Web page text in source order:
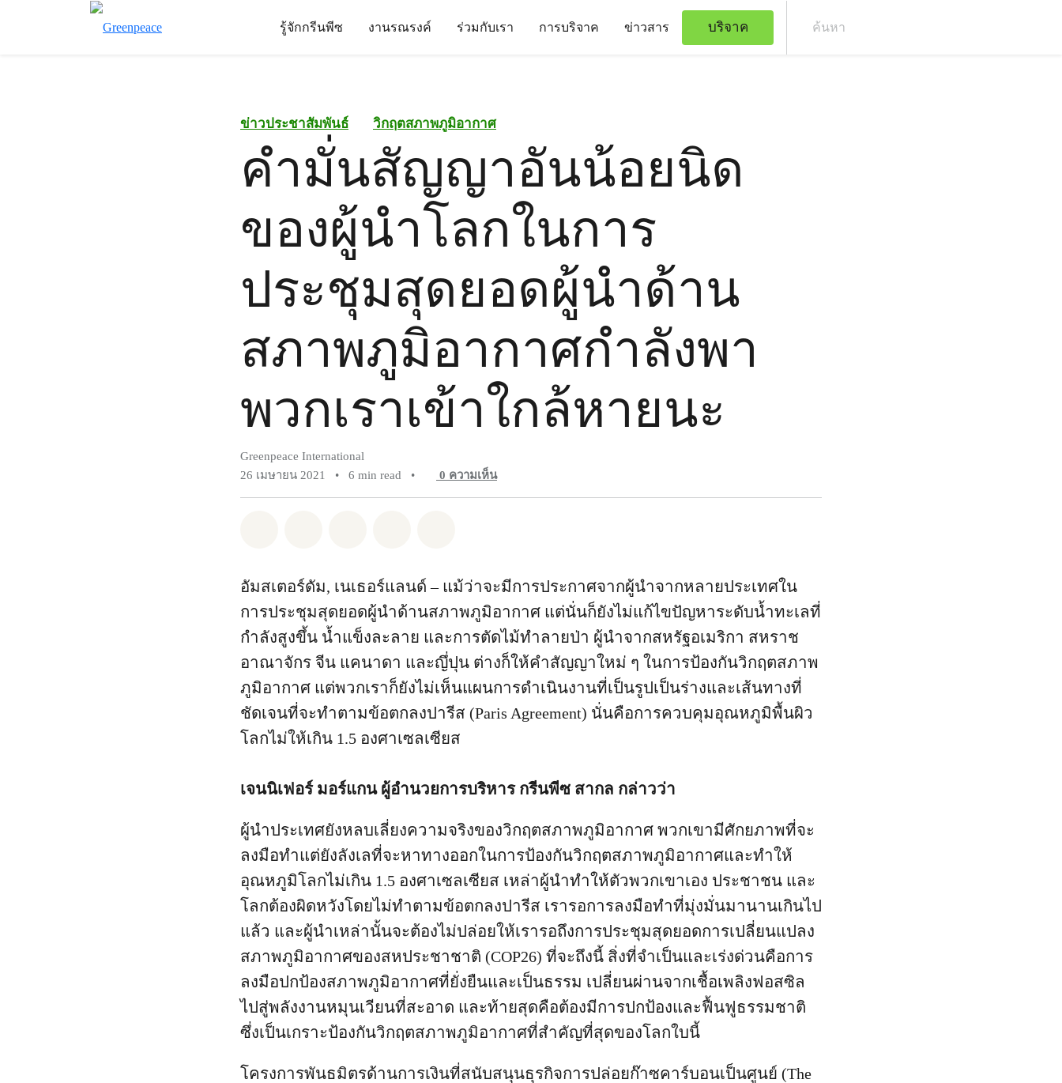
รู้จักกรีนพีซ งานรณรงค์ ร่วมกับเรา การบริจาค ข่าวสาร บริจาค
ข่าวประชาสัมพันธ์ วิกฤตสภาพภูมิอากาศ
คำมั่นสัญญาอันน้อยนิด
ของผู้นำโลกในการ
ประชุมสุดยอดผู้นำด้าน
สภาพภูมิอากาศกำลังพา
พวกเราเข้าใกล้หายนะ
Greenpeace International
26 เมษายน 2021
• 6 min read • 0 ความเห็น
อัมสเตอร์ดัม, เนเธอร์แลนด์ – แม้ว่าจะมีการประกาศจากผู้นำจากหลายประเทศใน
การประชุมสุดยอดผู้นำด้านสภาพภูมิอากาศ แต่นั่นก็ยังไม่แก้ไขปัญหาระดับน้ำทะเลที่
กำลังสูงขึ้น น้ำแข็งละลาย และการตัดไม้ทำลายป่า ผู้นำจากสหรัฐอเมริกา สหราช
อาณาจักร จีน แคนาดา และญึ่ปุน ต่างก็ให้คำสัญญาใหม่ ๆ ในการป้องกันวิกฤตสภาพ
ภูมิอากาศ แต่พวกเราก็ยังไม่เห็นแผนการดำเนินงานที่เป็นรูปเป็นร่างและเส้นทางที่
ชัดเจนที่จะทำตามข้อตกลงปารีส (Paris Agreement) นั่นคือการควบคุมอุณหภูมิพื้นผิว
โลกไม่ให้เกิน 1.5 องศาเซลเซียส
เจนนิเฟอร์ มอร์แกน ผู้อำนวยการบริหาร กรีนพีซ สากล กล่าวว่า
ผู้นำประเทศยังหลบเลี่ยงความจริงของวิกฤตสภาพภูมิอากาศ พวกเขามีศักยภาพที่จะ
ลงมือทำแต่ยังลังเลที่จะหาทางออกในการป้องกันวิกฤตสภาพภูมิอากาศและทำให้
อุณหภูมิโลกไม่เกิน 1.5 องศาเซลเซียส เหล่าผู้นำทำให้ตัวพวกเขาเอง ประชาชน และ
โลกต้องผิดหวังโดยไม่ทำตามข้อตกลงปารีส เรารอการลงมือทำที่มุ่งมั่นมานานเกินไป
แล้ว และผู้นำเหล่านั้นจะต้องไม่ปล่อยให้เรารอถึงการประชุมสุดยอดการเปลี่ยนแปลง
สภาพภูมิอากาศของสหประชาชาติ (COP26) ที่จะถึงนี้ สิ่งที่จำเป็นและเร่งด่วนคือการ
ลงมือปกป้องสภาพภูมิอากาศที่ยั่งยืนและเป็นธรรม เปลี่ยนผ่านจากเชื้อเพลิงฟอสซิล
ไปสู่พลังงานหมุนเวียนที่สะอาด และท้ายสุดคือต้องมีการปกป้องและฟื้นฟูธรรมชาติ
ซึ่งเป็นเกราะป้องกันวิกฤตสภาพภูมิอากาศที่สำคัญที่สุดของโลกใบนี้
โครงการพันธมิตรด้านการเงินที่สนับสนุนธุรกิจการปล่อยก๊าซคาร์บอนเป็นศูนย์ (The